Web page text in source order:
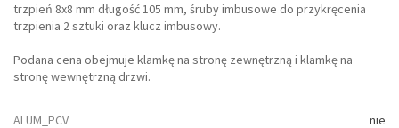
trzpień 8x8 mm długość 105 mm, śruby imbusowe do przykręcenia
trzpienia 2 sztuki oraz klucz imbusowy.
Podana cena obejmuje klamkę na stronę zewnętrzną i klamkę na
stronę wewnętrzną drzwi.
ALUM_PCV nie